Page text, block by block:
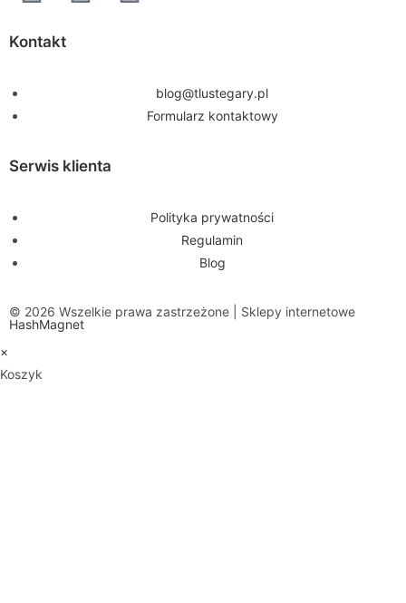
Kontakt
blog@tlustegary.pl
Formularz kontaktowy
Serwis klienta
Polityka prywatności
Regulamin
Blog
© 2026 Wszelkie prawa zastrzeżone | Sklepy internetowe
HashMagnet
×
Koszyk